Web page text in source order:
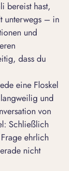
bereist hast,
unterwegs – in
und
dass du
eine Floskel
und
von
Schließlich
ehrlich
nicht